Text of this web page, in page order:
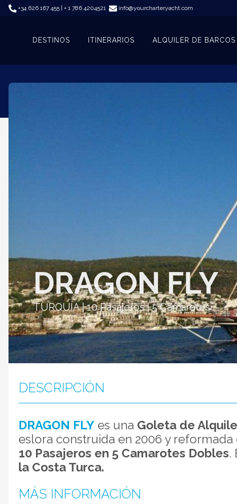
+34 626 167 455 | + 1 786 4204521 info@yourcharteryacht.com
DESTINOS ITINERARIOS ALQUILER DE BARCOS
DRAGON FLY
TURQUÍA | 10 Pasajeros | 5 Camarotes
DESCRIPCIÓN
DRAGON FLY es una Goleta de
eslora construida en 2006 y reformada
10 Pasajeros en 5 Camarotes Dobles.
la Costa Turca.
MÁS INFORMACIÓN